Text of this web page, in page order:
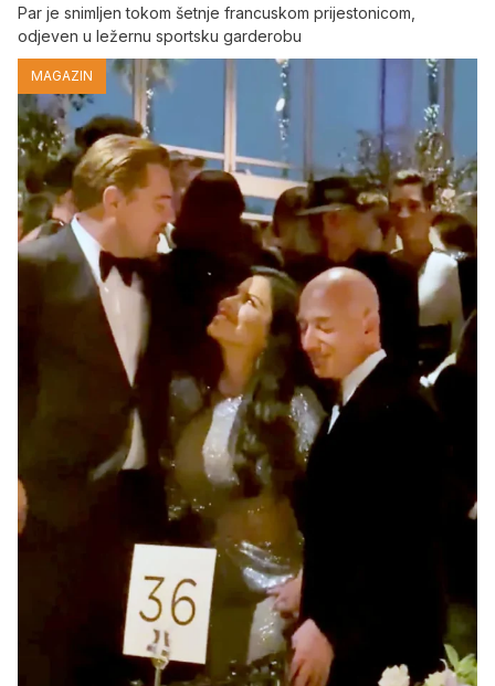
Par je snimljen tokom šetnje francuskom prijestonicom,
odjeven u ležernu sportsku garderobu
MAGAZIN